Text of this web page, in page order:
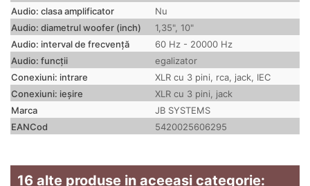
Audio: clasa amplificator
Nu
Audio: diametrul woofer (inch)
1,35", 10"
Audio: interval de frecvență
60 Hz - 20000 Hz
Audio: funcții
egalizator
Conexiuni: intrare
XLR cu 3 pini, rca, jack, IEC
Conexiuni: ieșire
XLR cu 3 pini, jack
Marca
JB SYSTEMS
EANCod
5420025606295
16 alte produse in aceeasi categorie: